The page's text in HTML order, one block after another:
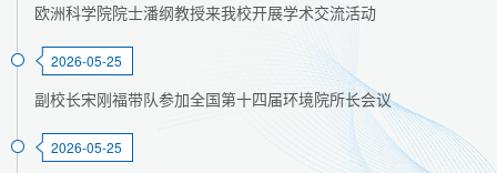
欧洲科学院院士潘纲教授来我校开展学术交流活动
2026-05-25
副校长宋刚福带队参加全国第十四届环境院所长会议
2026-05-25